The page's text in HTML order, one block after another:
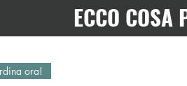
ECCO COSA
ora!